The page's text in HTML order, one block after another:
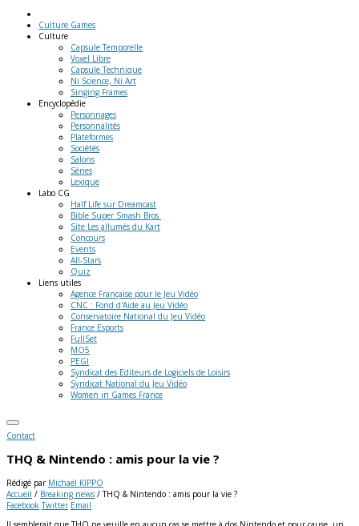
Culture Games
Culture
Capsule Temporelle
Voxel Libre
Capsule Technique
Ni Science, Ni Art
Singing Frames
Encyclopédie
Personnages
Personnalités
Plateformes
Sociétés
Salons
Séries
Lexique
Labo CG
Half Life sur Dreamcast
Bible Super Smash Bros.
Site Les allumés du Kart
Concours
Events
All-Stars
Quiz
Liens utiles
Agence Française pour le Jeu Vidéo
CNC : Fond d'Aide au Jeu Vidéo
Conservatoire National du Jeu Vidéo
France Esports
FullSet
MO5
PEGI
Syndicat des Editeurs de Logiciels de Loisirs
Syndicat National du Jeu Vidéo
Women in Games France
Contact
THQ & Nintendo : amis pour la vie ?
Rédigé par Michaël KIPPO
Accueil / Breaking news / THQ & Nintendo : amis pour la vie ?
Facebook Twitter Email